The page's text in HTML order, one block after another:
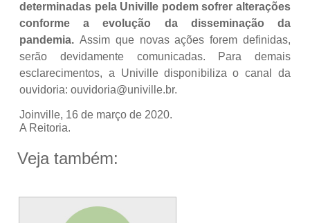
determinadas pela Univille podem sofrer alterações
conforme a evolução da disseminação da
pandemia. Assim que novas ações forem definidas,
serão devidamente comunicadas. Para demais
esclarecimentos, a Univille disponibiliza o canal da
ouvidoria: ouvidoria@univille.br.
Joinville, 16 de março de 2020.
A Reitoria.
Veja também: